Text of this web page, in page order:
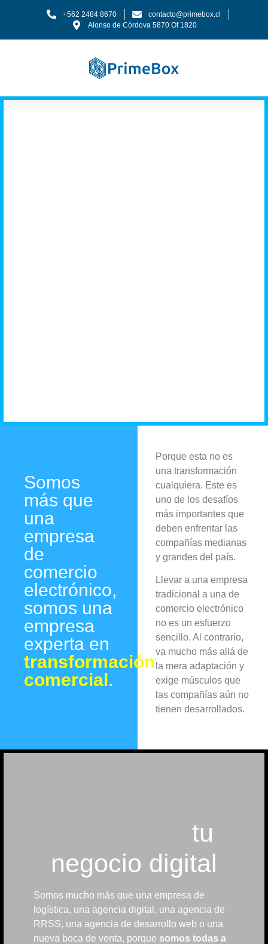
+562 2484 8670
contacto@primebox.cl
Alonso de Córdova 5870 Of 1820
Somos
más que
una
empresa
de
comercio
electrónico,
somos una
empresa
experta en
transformación
comercial.
Porque esta no es
una transformación
cualquiera. Este es
uno de los desafíos
más importantes que
deben enfrentar las
compañías medianas
y grandes del país.
Llevar a una empresa
tradicional a una de
comercio electrónico
no es un esfuerzo
sencillo. Al contrario,
va mucho más allá de
la mera adaptación y
exige músculos que
las compañías aún no
tienen desarrollados.
tu
negocio digital
Somos mucho más que una empresa de
logística, una agencia digital, una agencia de
RRSS, una agencia de desarrollo web o una
nueva boca de venta, porque somos todas a